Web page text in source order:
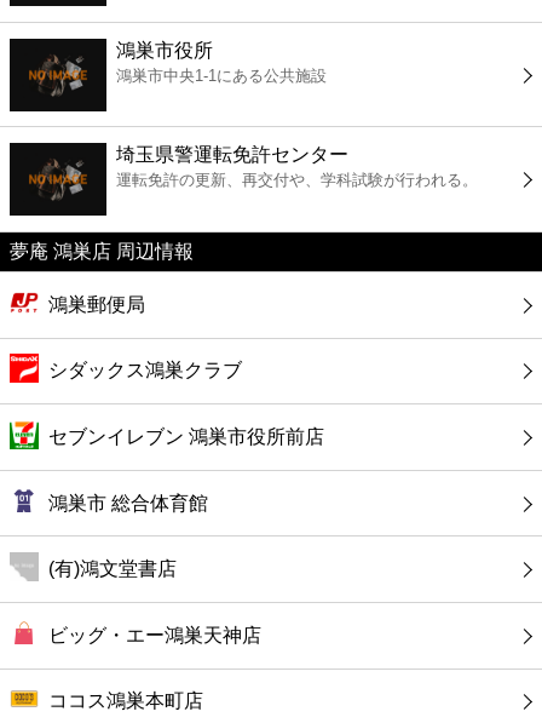
レジャー
書店
ファミレス
ファーストフード
カフェ
ショッピング
銀行
公共
病院
ホテル
鴻巣市役所
鴻巣市中央1-1にある公共施設
埼玉県警運転免許センター
運転免許の更新、再交付や、学科試験が行われる。
夢庵 鴻巣店 周辺情報
鴻巣郵便局
シダックス鴻巣クラブ
セブンイレブン 鴻巣市役所前店
鴻巣市 総合体育館
(有)鴻文堂書店
ビッグ・エー鴻巣天神店
ココス鴻巣本町店